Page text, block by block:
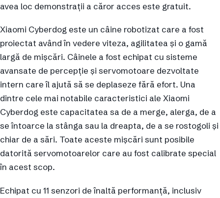
avea loc demonstrații a căror acces este gratuit.
Xiaomi Cyberdog este un câine robotizat care a fost
proiectat având în vedere viteza, agilitatea și o gamă
largă de mișcări. Câinele a fost echipat cu sisteme
avansate de percepție și servomotoare dezvoltate
intern care îl ajută să se deplaseze fără efort. Una
dintre cele mai notabile caracteristici ale Xiaomi
Cyberdog este capacitatea sa de a merge, alerga, de a
se întoarce la stânga sau la dreapta, de a se rostogoli și
chiar de a sări. Toate aceste mișcări sunt posibile
datorită servomotoarelor care au fost calibrate special
în acest scop.
Echipat cu 11 senzori de înaltă performanță, inclusiv